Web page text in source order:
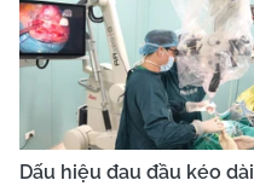
Dấu hiệu đau đầu kéo dài